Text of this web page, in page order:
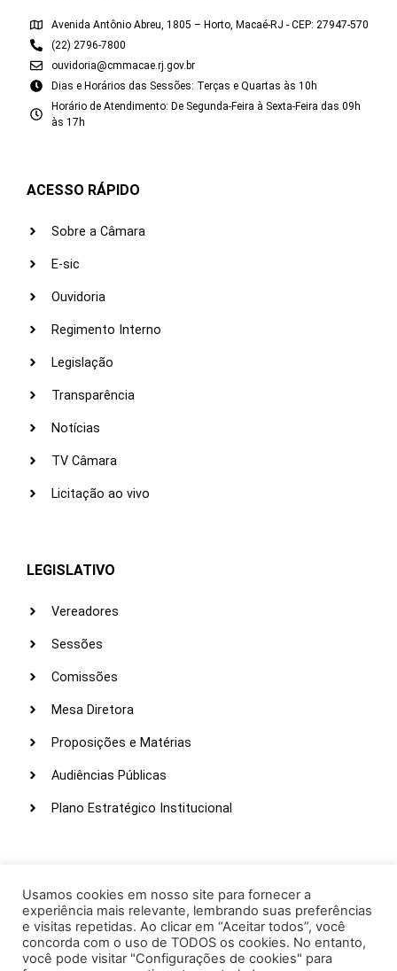
Avenida Antônio Abreu, 1805 – Horto, Macaé-RJ - CEP: 27947-570
(22) 2796-7800
ouvidoria@cmmacae.rj.gov.br
Dias e Horários das Sessões: Terças e Quartas às 10h
Horário de Atendimento: De Segunda-Feira à Sexta-Feira das 09h
às 17h
ACESSO RÁPIDO
Sobre a Câmara
E-sic
Ouvidoria
Regimento Interno
Legislação
Transparência
Notícias
TV Câmara
Licitação ao vivo
LEGISLATIVO
Vereadores
Sessões
Comissões
Mesa Diretora
Proposições e Matérias
Audiências Públicas
Plano Estratégico Institucional
Webmail
Intranet
Administração
Usamos cookies em nosso site para fornecer a
experiência mais relevante, lembrando suas preferências
e visitas repetidas. Ao clicar em “Aceitar todos”, você
concorda com o uso de TODOS os cookies. No entanto,
você pode visitar "Configurações de cookies" para